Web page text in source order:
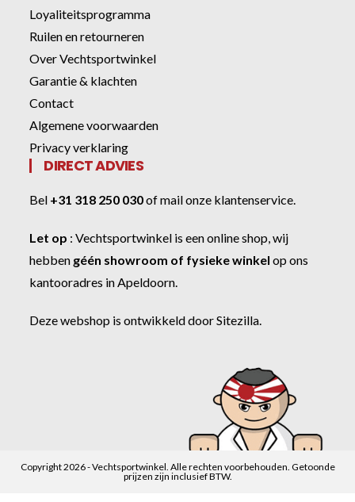
Loyaliteitsprogramma
Ruilen en retourneren
Over Vechtsportwinkel
Garantie & klachten
Contact
Algemene voorwaarden
Privacy verklaring
DIRECT ADVIES
Bel +31 318 250 030ofmail onze klantenservice
Let op :Vechtsportwinkel is een online shop, wij
hebben géén showroom of fysieke winkel op ons
kantooradres in Apeldoorn.
Deze webshop is ontwikkeld doorSitezilla
Copyright 2026 - Vechtsportwinkel. Alle rechten voorbehouden. Getoonde
prijzen zijn inclusief BTW.